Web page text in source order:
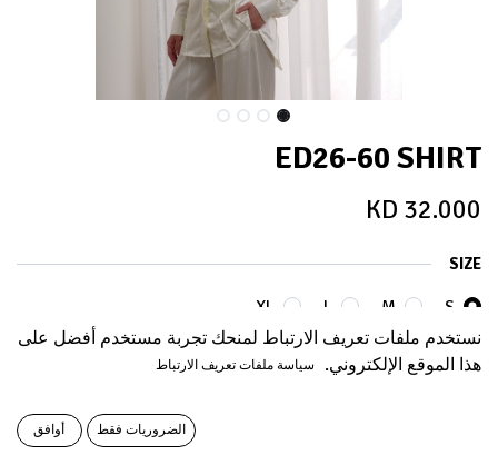
ED26-60 SHIRT
32.000
SIZE
S
M
L
XL
نستخدم ملفات تعريف الارتباط لمنحك تجربة مستخدم أفضل على
هذا الموقع الإلكتروني.
سياسة ملفات تعريف الارتباط
الضروريات فقط أوافق